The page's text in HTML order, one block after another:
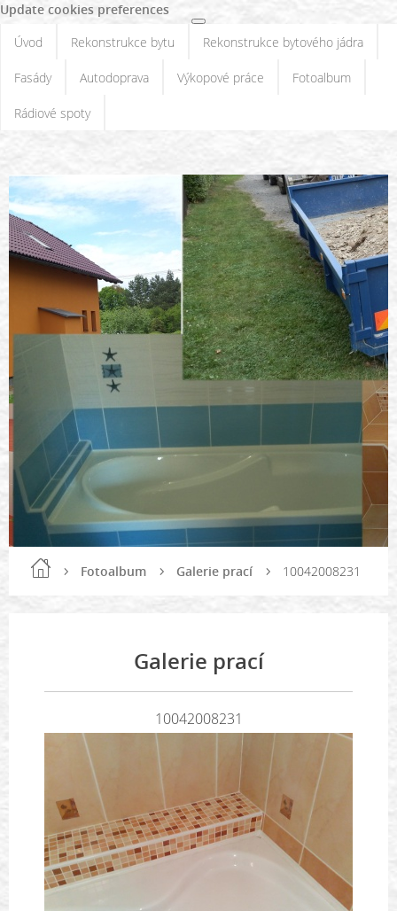
Update cookies preferences
Úvod
Rekonstrukce bytu Rekonstrukce bytového jádra
Fasády Autodoprava Výkopové práce Fotoalbum
Rádiové spoty
Fotoalbum Galerie prací 10042008231
Galerie prací
10042008231